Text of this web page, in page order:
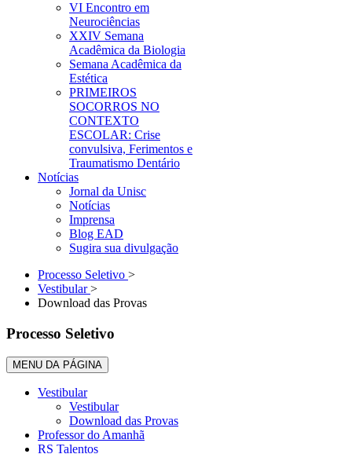
VI Encontro em
Neurociências
XXIV Semana
Acadêmica da Biologia
Semana Acadêmica da
Estética
PRIMEIROS
SOCORROS NO
CONTEXTO
ESCOLAR: Crise
convulsiva, Ferimentos e
Traumatismo Dentário
Notícias
Jornal da Unisc
Notícias
Imprensa
Blog EAD
Sugira sua divulgação
Processo Seletivo >
Vestibular>
Download das Provas
Processo Seletivo
MENU DA PÁGINA
Vestibular
Vestibular
Download das Provas
Professor do Amanhã
RS Talentos